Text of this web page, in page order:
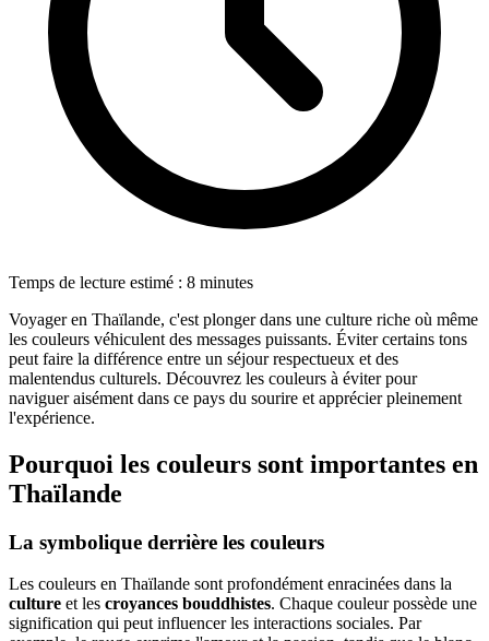
Temps de lecture estimé : 8 minutes
Voyager en Thaïlande, c'est plonger dans une culture riche où même
les couleurs véhiculent des messages puissants. Éviter certains tons
peut faire la différence entre un séjour respectueux et des
malentendus culturels. Découvrez les couleurs à éviter pour
naviguer aisément dans ce pays du sourire et apprécier pleinement
l'expérience.
Pourquoi les couleurs sont importantes en
Thaïlande
La symbolique derrière les couleurs
Les couleurs en Thaïlande sont profondément enracinées dans la
culture et les croyances bouddhistes. Chaque couleur possède une
signification qui peut influencer les interactions sociales. Par